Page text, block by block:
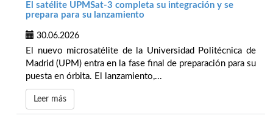
El satélite UPMSat-3 completa su integración y se
prepara para su lanzamiento
30.06.2026
El nuevo microsatélite de la Universidad Politécnica de
Madrid (UPM) entra en la fase final de preparación para su
puesta en órbita. El lanzamiento,...
Leer más